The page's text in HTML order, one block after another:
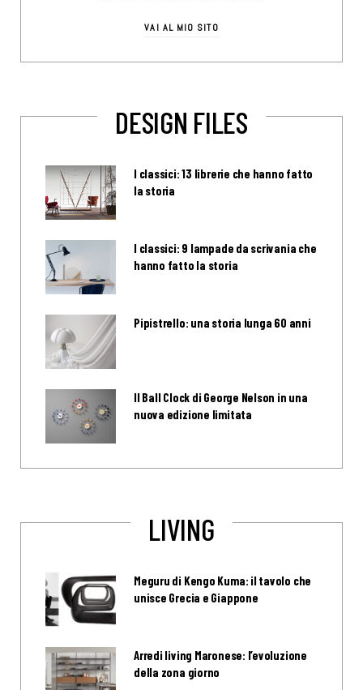
VAI AL MIO SITO
DESIGN FILES
I classici: 13 librerie che hanno fatto
la storia
I classici: 9 lampade da scrivania che
hanno fatto la storia
Pipistrello: una storia lunga 60 anni
Il Ball Clock di George Nelson in una
nuova edizione limitata
LIVING
Meguru di Kengo Kuma: il tavolo che
unisce Grecia e Giappone
Arredi living Maronese: l’evoluzione
della zona giorno